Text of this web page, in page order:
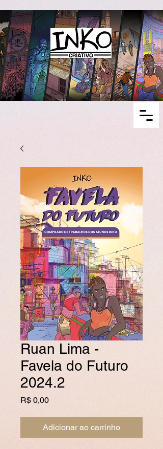
Ruan Lima -
Favela do Futuro
2024.2
R$ 0,00Preço
Adicionar ao carrinho